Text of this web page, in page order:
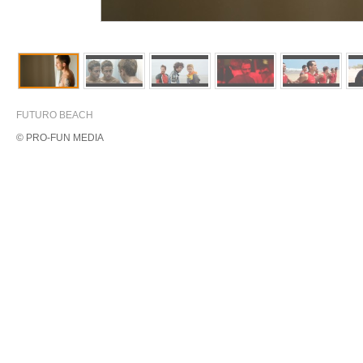
FUTURO BEACH
© PRO-FUN MEDIA